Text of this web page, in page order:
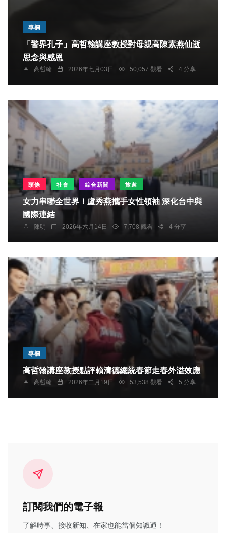
專欄
「警界孔子」高哲翰講座教授對母親高陳素燕仙逝
思念與感恩
高哲翰 2026年七月03日 50,057 觀看 4 分享
頭條 社會 綜合新聞 旅遊
女力串聯全世界！盧秀燕攜手女性領袖 深化台中與
國際連結
陳明 2026年六月14日 7,708 觀看 4 分享
專欄
高哲翰講座教授點評賴清德總統春節走春外溢效應
高哲翰 2026年二月19日 53,538 觀看 5 分享
訂閱我們的電子報
了解時事、接收新知、在家也能當個知識通！